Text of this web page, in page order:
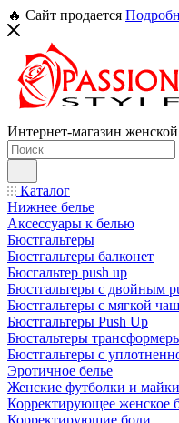
🔥 Сайт продается
Интернет-магазин
Каталог
Нижнее белье
Аксессуары к белью
Бюстгальтеры
Бюстгальтеры балконет
Бюсгальтер push up
Бюстгальтеры с двойным
Бюстгальтеры с мягкой
Бюстгальтеры Push Up
Бюстальтеры
Бюстгальтеры с
Эротичное белье
Женские футболки и майки
Корректирующее женское
Корректирующие боди